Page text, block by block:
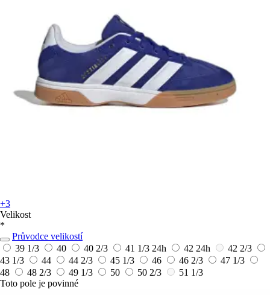
+3
Velikost
*
Průvodce velikostí
39 1/3
40 40 2/3 41 1/3 24h 42 24h
42 2/3
43 1/3
44 44 2/3 45 1/3 46 46 2/3
47 1/3
48
48 2/3 49 1/3 50 50 2/3
51 1/3
Toto pole je povinné